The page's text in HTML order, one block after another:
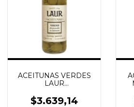
ACEITUNAS VERDES
LAUR
SALMUERA 320G
$3.639,14